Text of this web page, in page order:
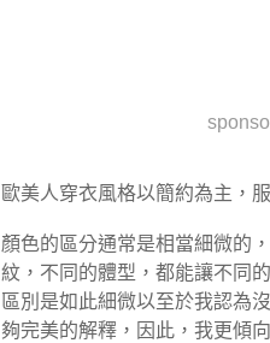
歐美人穿衣風格以簡約為主，
顏色的區分通常是相當細微的
紋，不同的體型，都能讓不同
區別是如此細微以至於我認為
夠完美的解釋，因此，我更傾